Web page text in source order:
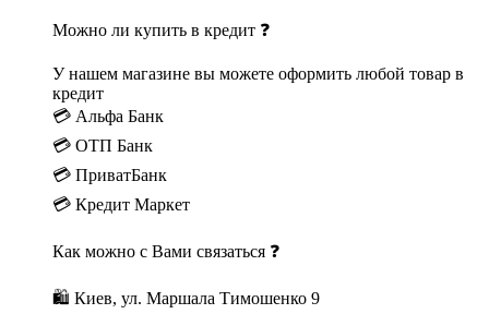
Можно ли купить в кредит ❓
У нашем магазине вы можете оформить любой товар в
кредит
💳 Альфа Банк
💳 ОТП Банк
💳 ПриватБанк
💳 Кредит Маркет
Как можно с Вами связаться ❓
🛍 Киев, ул. Маршала Тимошенко 9